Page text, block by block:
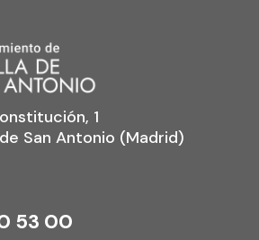
1
San Antonio (Madrid)
53 00